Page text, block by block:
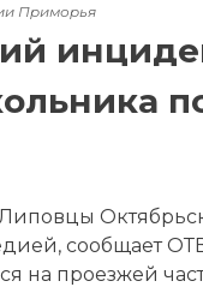
Приморья
сообщает
на проезжей